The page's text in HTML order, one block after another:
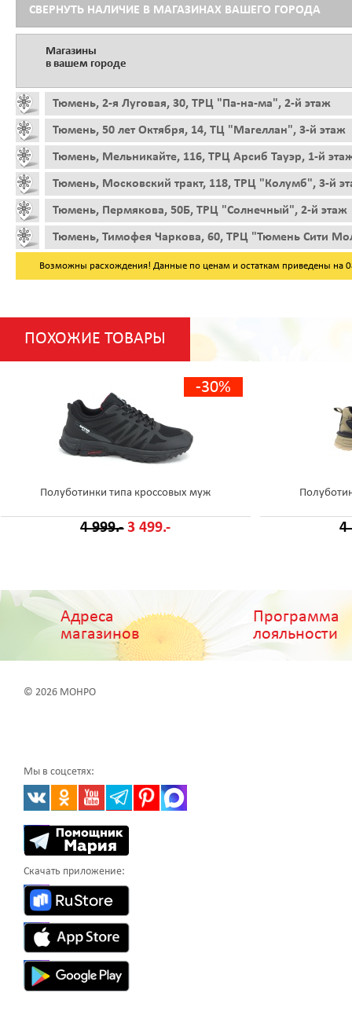
СВЕРНУТЬ НАЛИЧИЕ В МАГАЗИНАХ ВАШЕГО ГОРОДА
Магазины
в вашем городе
Тюмень, 2-я Луговая, 30, ТРЦ "Па-на-ма", 2-й этаж
Тюмень, 50 лет Октября, 14, ТЦ "Магеллан", 3-й этаж
Тюмень, Мельникайте, 116, ТРЦ Арсиб Тауэр, 1-й
Тюмень, Московский тракт, 118, ТРЦ "Колумб", 3-й
Тюмень, Пермякова, 50Б, ТРЦ "Солнечный", 2-й этаж
Тюмень, Тимофея Чаркова, 60, ТРЦ "Тюмень Сити
Возможны расхождения! Данные по ценам и остаткам приведены на
ПОХОЖИЕ ТОВАРЫ
-30%
Полуботинки типа кроссовых муж
4 999.- 3 499.- 4
Адреса
магазинов
Программа
лояльности
© 2026 МОНРО
Мы в соцсетях:
Скачать приложение: